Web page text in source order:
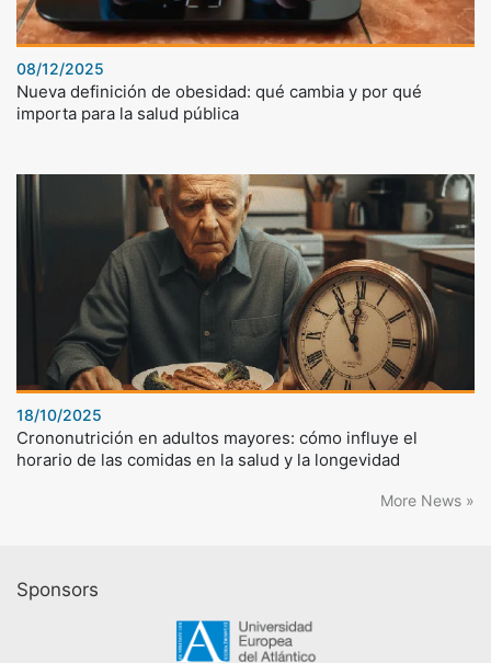
08/12/2025
Nueva definición de obesidad: qué cambia y por qué
importa para la salud pública
18/10/2025
Crononutrición en adultos mayores: cómo influye el
horario de las comidas en la salud y la longevidad
More News »
Sponsors